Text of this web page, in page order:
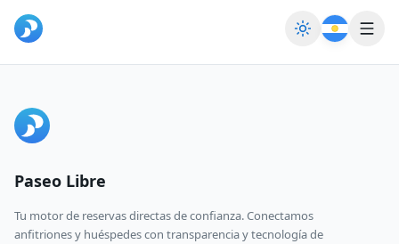
Cambiar
Blog & Noticias
Paseo Libre
Tu motor de reservas directas de confianza. Conectamos
anfitriones y huéspedes con transparencia y tecnología de